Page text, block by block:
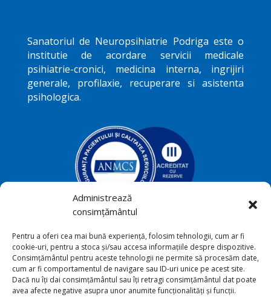
Administrează
consimțământul
Pentru a oferi cea mai bună experiență, folosim tehnologii, cum ar fi
cookie-uri, pentru a stoca și/sau accesa informațiile despre dispozitive.
Consimțământul pentru aceste tehnologii ne permite să procesăm date,
cum ar fi comportamentul de navigare sau ID-uri unice pe acest site.
Dacă nu îți dai consimțământul sau îți retragi consimțământul dat poate
avea afecte negative asupra unor anumite funcționalități și funcții.
Sanatoriul de Neuropsihiatrie Podriga este o
institutie de acordare servicii medicale
psihiatrie-cronici, medicina interna, ingrijiri
generale, profilaxie, recuperare si asistenta
psihologica.

Podriga, com. Draguseni, jud.
Botoşani
 +40231 541 211